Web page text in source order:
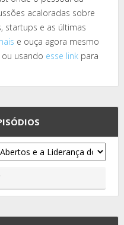
acaloradas sobre
startups e as últimas
e ouça agora mesmo
ou usando esse link para